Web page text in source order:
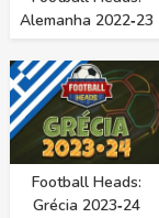
Alemanha 2022‑23
Football Heads:
Grécia 2023‑24